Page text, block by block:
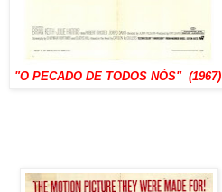
"O PECADO DE TODOS NÓS" (1967)